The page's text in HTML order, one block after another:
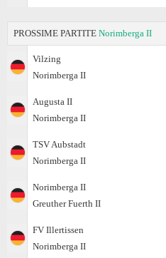
PROSSIME PARTITE Norimberga II
Vilzing
Norimberga II
Augusta II
Norimberga II
TSV Aubstadt
Norimberga II
Norimberga II
Greuther Fuerth II
FV Illertissen
Norimberga II